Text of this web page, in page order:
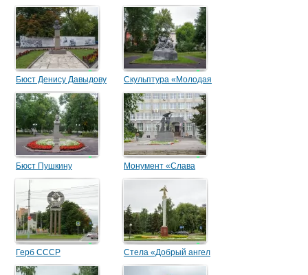
толстопятый»
народных пословиц“»
Бюст Денису Давыдову
Скульптура «Молодая
семья»
Бюст Пушкину
Монумент «Слава
Советской Конституции»
Герб СССР
Стела «Добрый ангел
мира»